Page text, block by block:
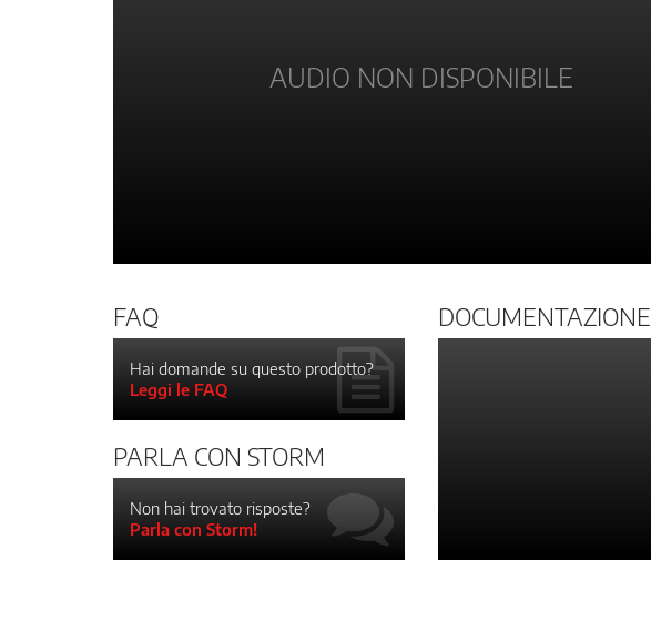
AUDIO NON DISPONIBILE
FAQ
Hai domande su questo prodotto?
Leggi le FAQ
PARLA CON STORM
Non hai trovato risposte?
Parla con Storm!
DOCUMENTAZIONE